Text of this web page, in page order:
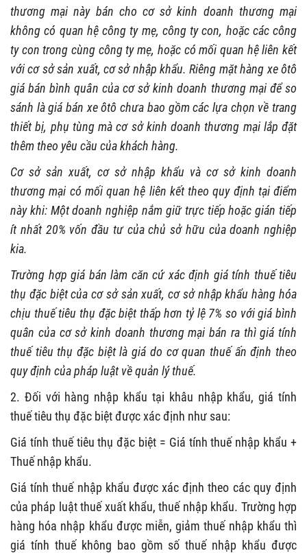
thương mại này bán cho cơ sở kinh doanh thương mại
không có quan hệ công ty mẹ, công ty con, hoặc các công
ty con trong cùng công ty mẹ, hoặc có mối quan hệ liên kết
với cơ sở sản xuất, cơ sở nhập khẩu. Riêng mặt hàng xe ôtô
giá bán bình quân của cơ sở kinh doanh thương mại để so
sánh là giá bán xe ôtô chưa bao gồm các lựa chọn về trang
thiết bị, phụ tùng mà cơ sở kinh doanh thương mại lắp đặt
thêm theo yêu cầu của khách hàng.
Cơ sở sản xuất, cơ sở nhập khẩu và cơ sở kinh doanh
thương mại có mối quan hệ liên kết theo quy định tại điểm
này khi: Một doanh nghiệp nắm giữ trực tiếp hoặc gián tiếp
ít nhất 20% vốn đầu tư của chủ sở hữu của doanh nghiệp
kia.
Trường hợp giá bán làm căn cứ xác định giá tính thuế tiêu
thụ đặc biệt của cơ sở sản xuất, cơ sở nhập khẩu hàng hóa
chịu thuế tiêu thụ đặc biệt thấp hơn tỷ lệ 7% so với giá bình
quân của cơ sở kinh doanh thương mại bán ra thì giá tính
thuế tiêu thụ đặc biệt là giá do cơ quan thuế ấn định theo
quy định của pháp luật về quản lý thuế.
2. Đối với hàng nhập khẩu tại khâu nhập khẩu, giá tính
thuế tiêu thụ đặc biệt được xác định như sau:
Giá tính thuế tiêu thụ đặc biệt = Giá tính thuế nhập khẩu +
Thuế nhập khẩu.
Giá tính thuế nhập khẩu được xác định theo các quy định
của pháp luật thuế xuất khẩu, thuế nhập khẩu. Trường hợp
hàng hóa nhập khẩu được miễn, giảm thuế nhập khẩu thì
giá tính thuế không bao gồm số thuế nhập khẩu được